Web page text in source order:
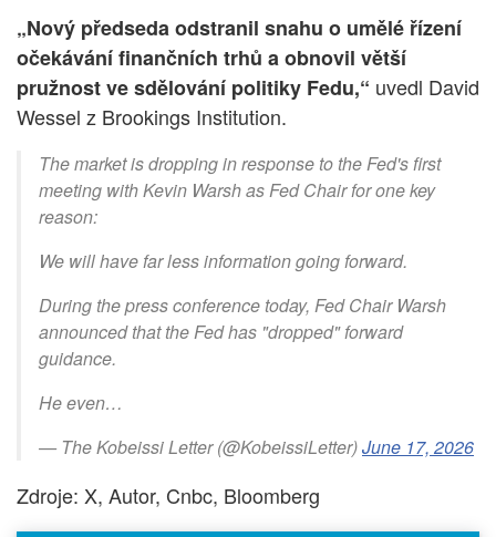
„Nový předseda odstranil snahu o umělé řízení
očekávání finančních trhů a obnovil větší
pružnost ve sdělování politiky Fedu,“ uvedl David
Wessel z Brookings Institution.
The market is dropping in response to the Fed's first
meeting with Kevin Warsh as Fed Chair for one key
reason:
We will have far less information going forward.
During the press conference today, Fed Chair Warsh
announced that the Fed has "dropped" forward
guidance.
He even…
— The Kobeissi Letter (@KobeissiLetter)June 17, 2026
Zdroje: X, Autor, Cnbc, Bloomberg